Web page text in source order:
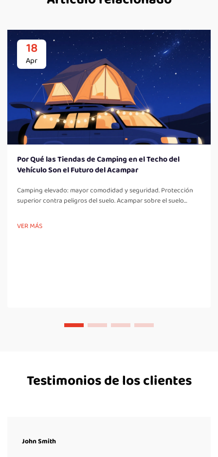
18
Apr
Por Qué las Tiendas de Camping en el Techo del
Vehículo Son el Futuro del Acampar
Camping elevado: mayor comodidad y seguridad. Protección
superior contra peligros del suelo. Acampar sobre el suelo
encuentran a nivel del suelo, haciendo que la experiencia sea
mucho más segura y cómoda en general para las personas que
VER MÁS
Testimonios de los clientes
John Smith